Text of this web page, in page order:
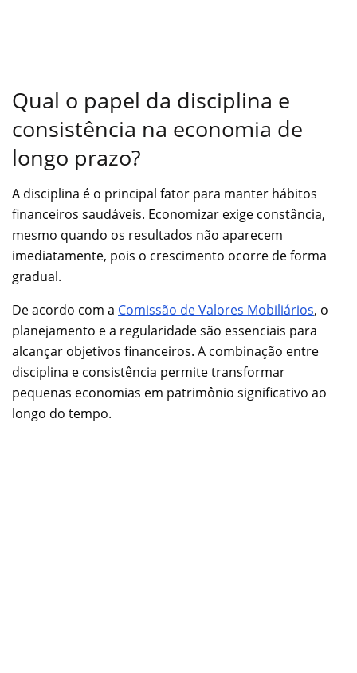
Qual o papel da disciplina e
consistência na economia de
longo prazo?
A disciplina é o principal fator para manter hábitos
financeiros saudáveis. Economizar exige constância,
mesmo quando os resultados não aparecem
imediatamente, pois o crescimento ocorre de forma
gradual.
De acordo com a Comissão de Valores Mobiliários, o
planejamento e a regularidade são essenciais para
alcançar objetivos financeiros. A combinação entre
disciplina e consistência permite transformar
pequenas economias em patrimônio significativo ao
longo do tempo.